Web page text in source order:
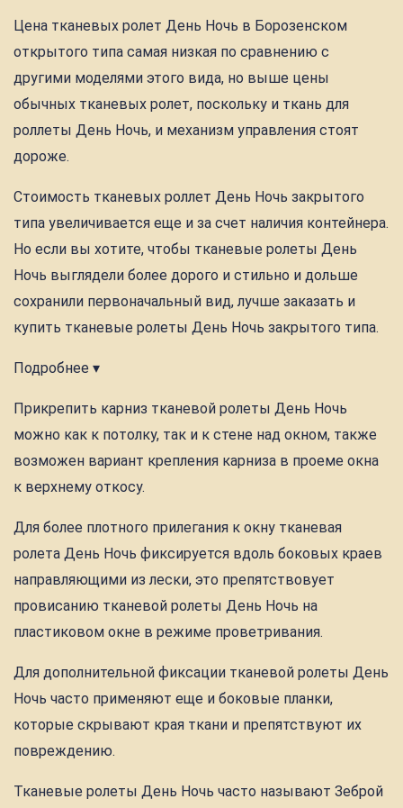
Цена тканевых ролет День Ночь в Борозенском
открытого типа самая низкая по сравнению с
другими моделями этого вида, но выше цены
обычных тканевых ролет, поскольку и ткань для
роллеты День Ночь, и механизм управления стоят
дороже.
Стоимость тканевых роллет День Ночь закрытого
типа увеличивается еще и за счет наличия контейнера.
Но если вы хотите, чтобы тканевые ролеты День
Ночь выглядели более дорого и стильно и дольше
сохранили первоначальный вид, лучше заказать и
купить тканевые ролеты День Ночь закрытого типа.
Подробнее ▾
Прикрепить карниз тканевой ролеты День Ночь
можно как к потолку, так и к стене над окном, также
возможен вариант крепления карниза в проеме окна
к верхнему откосу.
Для более плотного прилегания к окну тканевая
ролета День Ночь фиксируется вдоль боковых краев
направляющими из лески, это препятствовует
провисанию тканевой ролеты День Ночь на
пластиковом окне в режиме проветривания.
Для дополнительной фиксации тканевой ролеты День
Ночь часто применяют еще и боковые планки,
которые скрывают края ткани и препятствуют их
повреждению.
Тканевые ролеты День Ночь часто называют Зеброй